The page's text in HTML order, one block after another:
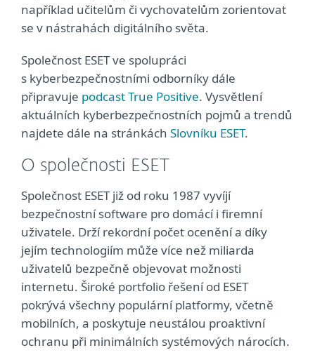
například učitelům či vychovatelům zorientovat
se v nástrahách digitálního světa.
Společnost ESET ve spolupráci
s kyberbezpečnostními odborníky dále
připravuje podcast True Positive. Vysvětlení
aktuálních kyberbezpečnostních pojmů a trendů
najdete dále na stránkách Slovníku ESET.
O společnosti ESET
Společnost ESET již od roku 1987 vyvíjí
bezpečnostní software pro domácí i firemní
uživatele. Drží rekordní počet ocenění a díky
jejím technologiím může více než miliarda
uživatelů bezpečně objevovat možnosti
internetu. Široké portfolio řešení od ESET
pokrývá všechny populární platformy, včetně
mobilních, a poskytuje neustálou proaktivní
ochranu při minimálních systémových nárocích.